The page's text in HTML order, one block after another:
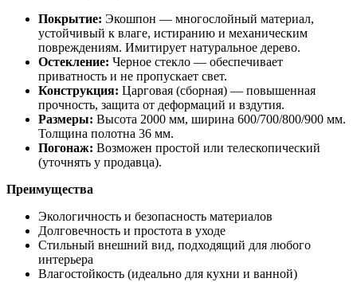
Покрытие: Экошпон — многослойный материал,
устойчивый к влаге, истиранию и механическим
повреждениям. Имитирует натуральное дерево.
Остекление: Черное стекло — обеспечивает
приватность и не пропускает свет.
Конструкция: Царговая (сборная) — повышенная
прочность, защита от деформаций и вздутия.
Размеры: Высота 2000 мм, ширина 600/700/800/900 мм.
Толщина полотна 36 мм.
Погонаж: Возможен простой или телескопический
(уточнять у продавца).
Преимущества
Экологичность и безопасность материалов
Долговечность и простота в уходе
Стильный внешний вид, подходящий для любого
интерьера
Влагостойкость (идеально для кухни и ванной)